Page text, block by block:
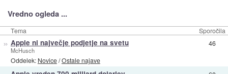
Vredno ogleda ...
Tema Sporočila
» Apple ni največje podjetje na svetu
McHusch
Oddelek: Novice/Ostale najave
46